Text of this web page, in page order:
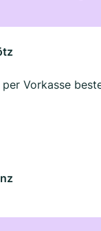
Vorkasse